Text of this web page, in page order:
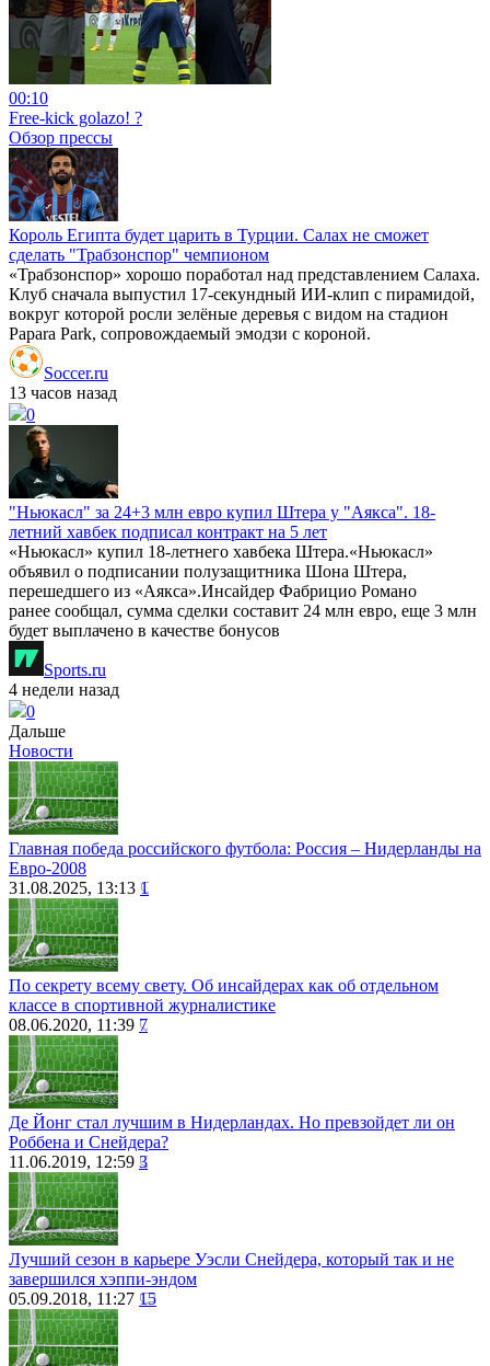
00:10
Free-kick golazo! ?
Обзор прессы
Король Египта будет царить в Турции. Салах не сможет
сделать "Трабзонспор" чемпионом
«Трабзонспор» хорошо поработал над представлением Салаха.
Клуб сначала выпустил 17-секундный ИИ-клип с пирамидой,
вокруг которой росли зелёные деревья с видом на стадион
Papara Park, сопровождаемый эмодзи с короной.
Soccer.ru
13 часов назад
0
"Ньюкасл" за 24+3 млн евро купил Штера у "Аякса". 18-
летний хавбек подписал контракт на 5 лет
«Ньюкасл» купил 18-летнего хавбека Штера.«Ньюкасл»
объявил о подписании полузащитника Шона Штера,
перешедшего из «Аякса».Инсайдер Фабрицио Романо
ранее сообщал, сумма сделки составит 24 млн евро, еще 3 млн
будет выплачено в качестве бонусов
Sports.ru
4 недели назад
0
Дальше
Новости
Главная победа российского футбола: Россия – Нидерланды на
Евро-2008
31.08.2025, 13:13 1
По секрету всему свету. Об инсайдерах как об отдельном
классе в спортивной журналистике
08.06.2020, 11:39 7
Де Йонг стал лучшим в Нидерландах. Но превзойдет ли он
Роббена и Снейдера?
11.06.2019, 12:59 3
Лучший сезон в карьере Уэсли Снейдера, который так и не
завершился хэппи-эндом
05.09.2018, 11:27 15